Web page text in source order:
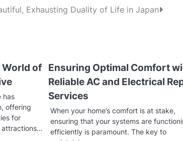
Exhausting Duality of Life in Japan
World of
has
offering
for
attractions…
Ensuring Optimal Comfort
Reliable AC and Electrical
Services
When your home’s comfort is at stake,
ensuring that your systems are
efficiently is paramount. The key to